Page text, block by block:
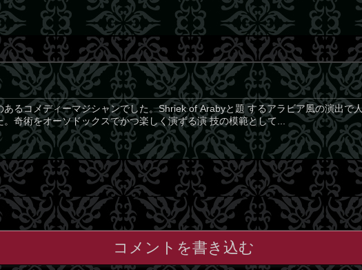
あるコメディーマジシャンでした。Shriek of Arabyと題 するアラビア風の演出で
奇術をオーソドックスでかつ楽しく演ずる演 技の模範として...
コメントを書き込む